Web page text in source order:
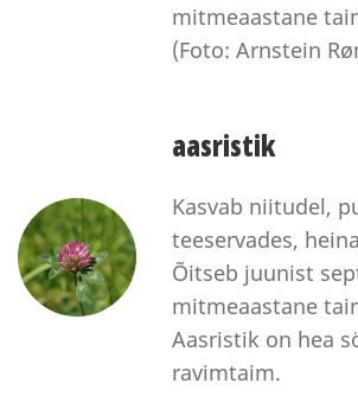
mitmeaastane
(Foto: Arnstein
aasristik
Kasvab niitudel,
teeservades,
Õitseb juunist
mitmeaastane
Aasristik on hea
ravimtaim.